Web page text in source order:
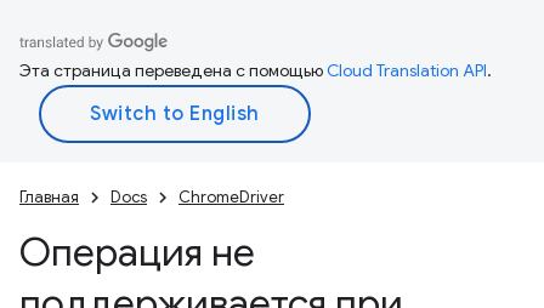
Эта страница переведена с помощьюCloud Translation API.
Главная Docs ChromeDriver
Операция не